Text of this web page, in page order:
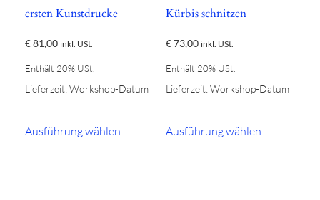
ersten Kunstdrucke
€81,00 inkl. USt.
Enthält 20% USt.
Lieferzeit: Workshop-Datum
Ausführung wählen
Kürbis schnitzen
€73,00 inkl. USt.
Enthält 20% USt.
Lieferzeit: Workshop-Datum
Ausführung wählen
Produkt